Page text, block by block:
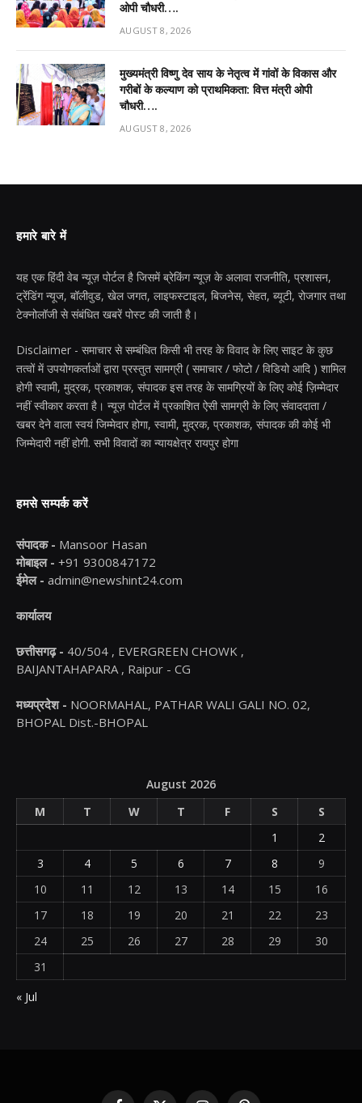
ओपी चौधरी….
AUGUST 8, 2026
मुख्यमंत्री विष्णु देव साय के नेतृत्व में गांवों के विकास और
गरीबों के कल्याण को प्राथमिकता: वित्त मंत्री ओपी
चौधरी….
AUGUST 8, 2026
हमारे बारे में
यह एक हिंदी वेब न्यूज़ पोर्टल है जिसमें ब्रेकिंग न्यूज़ के अलावा राजनीति, प्रशासन,
ट्रेंडिंग न्यूज, बॉलीवुड, खेल जगत, लाइफस्टाइल, बिजनेस, सेहत, ब्यूटी, रोजगार तथा
टेक्नोलॉजी से संबंधित खबरें पोस्ट की जाती है।
Disclaimer - समाचार से सम्बंधित किसी भी तरह के विवाद के लिए साइट के कुछ
तत्वों में उपयोगकर्ताओं द्वारा प्रस्तुत सामग्री ( समाचार / फोटो / विडियो आदि ) शामिल
होगी स्वामी, मुद्रक, प्रकाशक, संपादक इस तरह के सामग्रियों के लिए कोई ज़िम्मेदार
नहीं स्वीकार करता है। न्यूज़ पोर्टल में प्रकाशित ऐसी सामग्री के लिए संवाददाता /
खबर देने वाला स्वयं जिम्मेदार होगा, स्वामी, मुद्रक, प्रकाशक, संपादक की कोई भी
जिम्मेदारी नहीं होगी. सभी विवादों का न्यायक्षेत्र रायपुर होगा
हमसे सम्पर्क करें
संपादक - Mansoor Hasan
मोबाइल - +91 9300847172
ईमेल - admin@newshint24.com
कार्यालय
छत्तीसगढ़ - 40/504 , EVERGREEN CHOWK ,
BAIJANTAHAPARA , Raipur - CG
मध्यप्रदेश - NOORMAHAL, PATHAR WALI GALI NO. 02,
BHOPAL Dist.-BHOPAL
August 2026
M
T W T F S
S
1
2
3
4 5 6 7 8
9
10
11 12 13 14 15
16
17
18 19 20 21 22
23
24
25 26 27 28 29
30
31
« Jul